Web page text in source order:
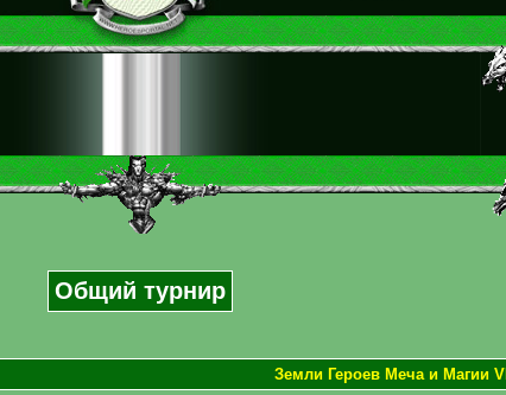
Общий турнир
Земли Героев Меча и Магии VI